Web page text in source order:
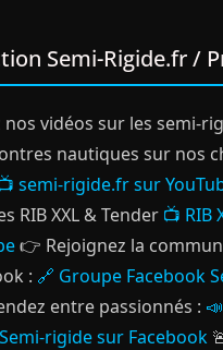
Semi-Rigide.fr /
nos vidéos sur les semi-
nautiques sur nos
semi-rigide.fr sur
RIB XXL & Tender 📺 RIB
👉 Rejoignez la
: 🔗 Groupe Facebook
entre passionnés :
rigide sur Facebook